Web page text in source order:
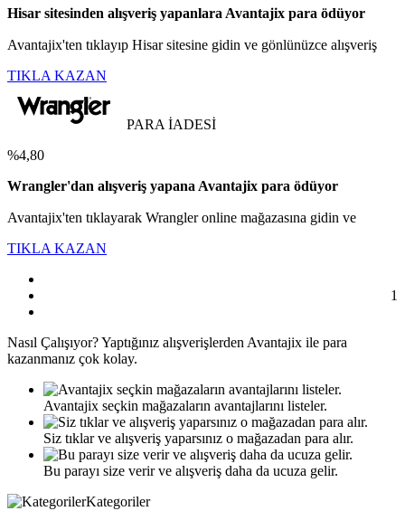
Hisar sitesinden alışveriş yapanlara Avantajix para ödüyor
Avantajix'ten tıklayıp Hisar sitesine gidin ve gönlünüzce alışveriş
TIKLA KAZAN
PARA İADESİ
%4,80
Wrangler'dan alışveriş yapana Avantajix para ödüyor
Avantajix'ten tıklayarak Wrangler online mağazasına gidin ve
TIKLA KAZAN
1
Nasıl Çalışıyor?Yaptığınız alışverişlerden Avantajix ile para
kazanmanız çok kolay.
Avantajix seçkin mağazaların avantajlarını listeler.
Siz tıklar ve alışveriş yaparsınız o mağazadan para alır.
Bu parayı size verir ve alışveriş daha da ucuza gelir.
Kategoriler